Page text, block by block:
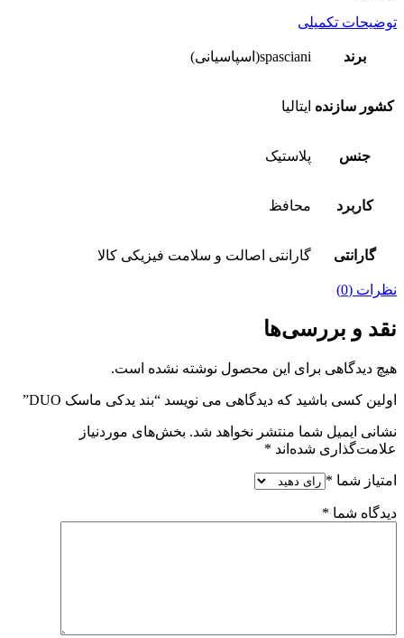
توضیحات تکمیلی
برند spasciani(اسپاسیانی)
کشور سازنده ایتالیا
جنس پلاستیک
کاربرد محافظ
گارانتی گارانتی اصالت و سلامت فیزیکی کالا
نظرات (0)
نقد و بررسی‌ها
هیچ دیدگاهی برای این محصول نوشته نشده است.
اولین کسی باشید که دیدگاهی می نویسد “بند یدکی ماسک DUO”
نشانی ایمیل شما منتشر نخواهد شد. بخش‌های موردنیاز
علامت‌گذاری شده‌اند *
امتیاز شما *
دیدگاه شما *